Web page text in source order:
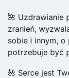
🌺 Uzdrawianie
zranień,
sobie i innym,
potrzebuje być
🌺 Serce jest